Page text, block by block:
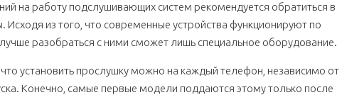
на работу подслушивающих систем рекомендуется обратиться в
Исходя из того, что современные устройства функционируют по
разобраться с ними сможет лишь специальное оборудование.
установить прослушку можно на каждый телефон, независимо от
Конечно, самые первые модели поддаются этому только после